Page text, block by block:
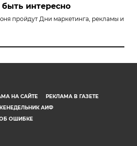
интересно
пройдут Дни маркетинга, рекламы и
НА САЙТЕ
РЕКЛАМА В ГАЗЕТЕ
АИФ
ОШИБКЕ